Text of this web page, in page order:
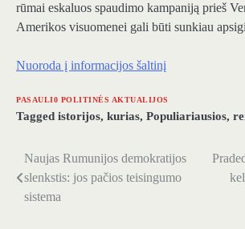
rūmai eskaluos spaudimo kampaniją prieš
Amerikos visuomenei gali būti sunkiau
Nuoroda į informacijos šaltinį
PASAULI0 POLITINĖS AKTUALIJOS
Tagged istorijos, kurias, Populiariausios,
Navigacija
tarp
Naujas Rumunijos demokratijos
slenkstis: jos pačios teisingumo
sistema